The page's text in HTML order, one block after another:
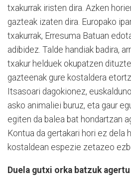
txakurrak iristen dira. Azken
gazteak izaten dira. Europako
txakurrak, Erresuma Batuan
adibidez. Talde handiak badira,
txakur helduek okupatzen
gazteenak gure kostaldera
Itsasoari dagokionez,
asko animaliei buruz, eta gaur
egiten da balea bat hondartzan
Kontua da gertakari hori ez dela
kostaldean espezie zetazeo
Duela gutxi orka batzuk